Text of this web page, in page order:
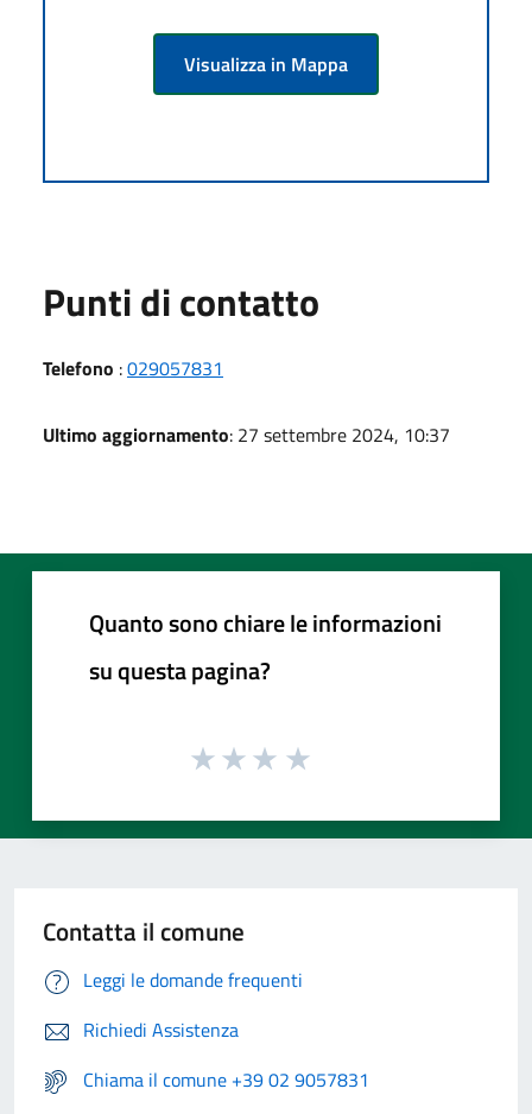
Visualizza in Mappa
Punti di contatto
Telefono :029057831
Ultimo aggiornamento: 27 settembre 2024, 10:37
Quanto sono chiare le informazioni
su questa pagina?
Contatta il comune
Leggi le domande frequenti
Richiedi Assistenza
Chiama il comune +39 02 9057831